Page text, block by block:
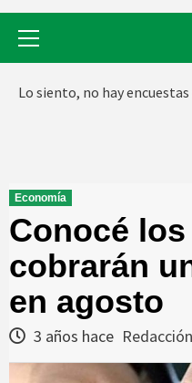
Lo siento, no hay
Economía
Conocé
cobrarán
en agosto
3 años hace